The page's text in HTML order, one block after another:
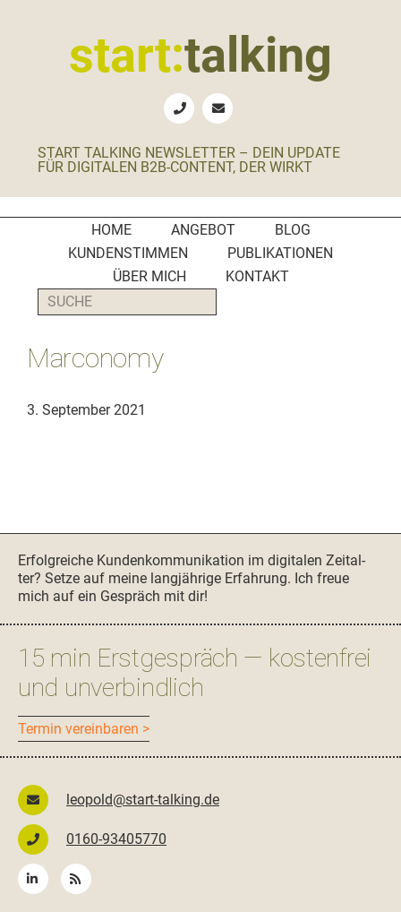
start:talking
B2B-
Social
Media
Manager
PR-
Agenturen
START TALKING NEWSLETTER – DEIN UPDATE
FÜR DIGITALEN B2B-CONTENT, DER WIRKT
HOME ANGEBOT
BLOG
KUNDENSTIMMEN
PUBLIKATIONEN
ÜBER MICH
KONTAKT
SUCHE
Marconomy
3. September 2021
Erfol­gre­iche Kun­denkom­mu­nika­tion im dig­i­tal­en Zeital­
ter? Set­ze auf meine langjährige Erfahrung. Ich freue
mich auf ein Gespräch mit dir!
15 min Erstgespräch — kostenfrei
und unverbindlich
Ter­min vereinbaren >
leopold@start-talking.de
0160-93405770